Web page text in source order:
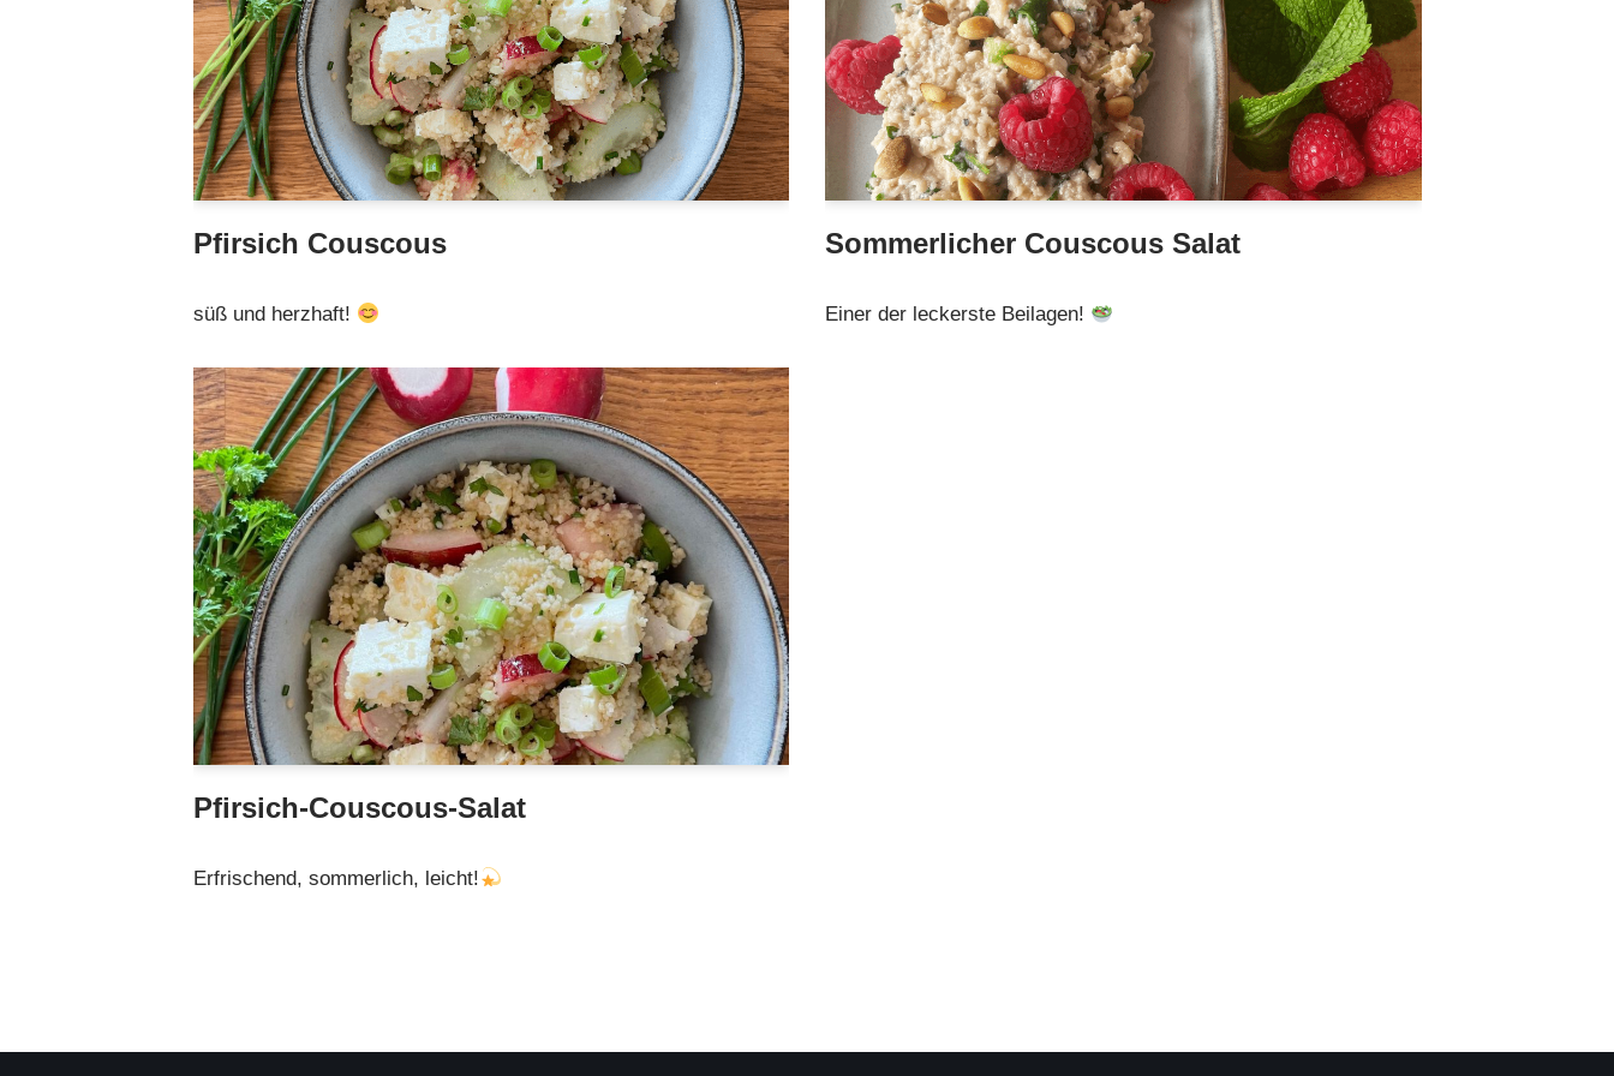
Pfirsich Couscous
süß und herzhaft!
Sommerlicher Couscous Salat
Einer der leckerste Beilagen!
Pfirsich-Couscous-Salat
Erfrischend, sommerlich, leicht!